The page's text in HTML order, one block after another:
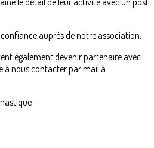
auprès de notre association.
également devenir partenaire avec
à nous contacter par mail à